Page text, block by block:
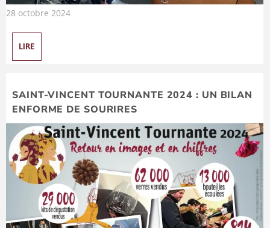
28 octobre 2024
LIRE
SAINT-VINCENT TOURNANTE 2024 : UN BILAN
ENFORME DE SOURIRES